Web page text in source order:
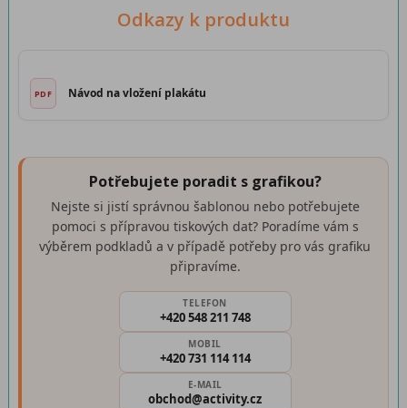
Odkazy k produktu
Návod na vložení plakátu
Potřebujete poradit s grafikou?
Nejste si jistí správnou šablonou nebo potřebujete
pomoci s přípravou tiskových dat? Poradíme vám s
výběrem podkladů a v případě potřeby pro vás grafiku
připravíme.
TELEFON
+420 548 211 748
MOBIL
+420 731 114 114
E-MAIL
obchod@activity.cz